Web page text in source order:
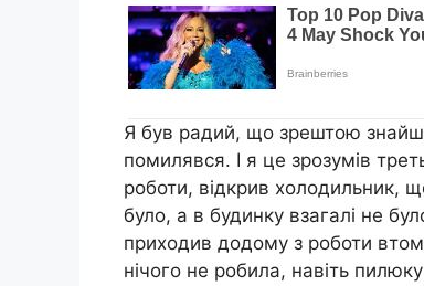
Я був радий, що зрештою
помилявся. І я це зрозумів
роботи, відкрив холодильник,
було, а в будинку взагалі не
приходив додому з роботи
нічого не робила, навіть